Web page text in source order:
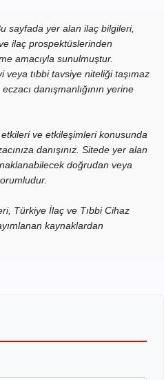
sayfada yer alan ilaç bilgileri,
ilaç prospektüslerinden
amacıyla sunulmuştur.
tıbbi tavsiye niteliği taşımaz
danışmanlığının yerine
etkileri ve etkileşimleri konusunda
danışınız. Sitede yer alan
doğrudan veya
Türkiye İlaç ve Tıbbi Cihaz
kaynaklardan